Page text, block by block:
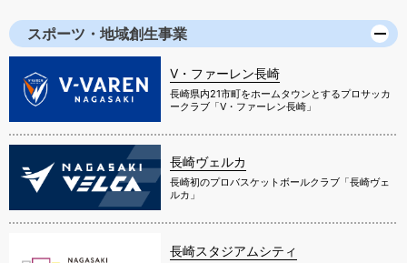
スポーツ・地域創生事業
V・ファーレン長崎
長崎県内21市町をホームタウンとするプロサッカ
ークラブ「V・ファーレン長崎」
長崎ヴェルカ
長崎初のプロバスケットボールクラブ「長崎ヴェ
ルカ」
長崎スタジアムシティ